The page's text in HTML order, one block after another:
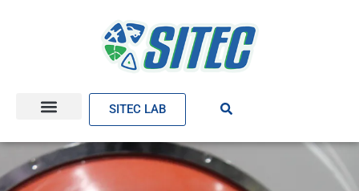
SITEC LAB